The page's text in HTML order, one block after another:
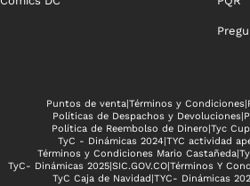
Puntos de venta| Términos y Condiciones|
Políticas de Despachos y Devoluciones
Política de Reembolso de Dinero Tyc
TyC - Dinámicas 2024 TYC actividad
Términos y Condiciones Mario Castañeda|
TyC- Dinámicas 2025 SIC.GOV.CO Términos Y
TyC Caja de Navidad TYC- Dinámicas